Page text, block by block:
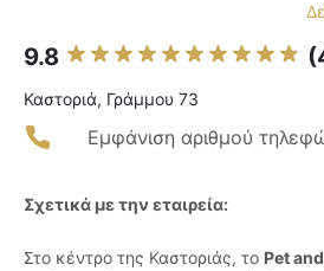
9.8
Καστοριά, Γράμμου 73
Εμφάνιση αριθμού
Σχετικά με την εταιρεία:
Στο κέντρο της Καστοριάς, το Pet